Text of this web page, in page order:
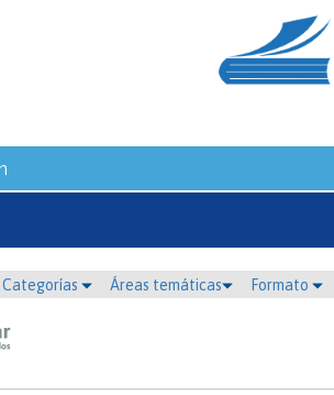
Categorías Áreas temáticas Formato